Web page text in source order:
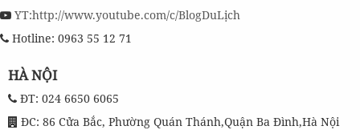
YT:http://www.youtube.com/c/BlogDuLịch
Hotline: 0963 55 12 71
HÀ NỘI
ĐT: 024 6650 6065
ĐC: 86 Cửa Bắc, Phường Quán Thánh,Quận Ba Đình,Hà Nội